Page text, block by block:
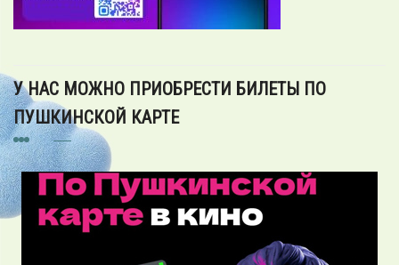
У НАС МОЖНО ПРИОБРЕСТИ БИЛЕТЫ ПО
ПУШКИНСКОЙ КАРТЕ